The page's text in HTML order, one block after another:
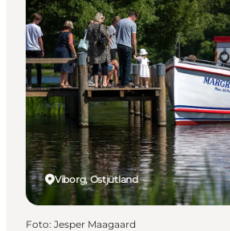
Sehen und erleben
Veranstaltungen
Städte und Regionen
Reiseplanung
Transport
Viborg, Ostjütland
Foto: Jesper Maagaard